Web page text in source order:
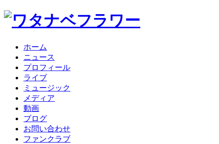
ホーム
ニュース
プロフィール
ライブ
ミュージック
メディア
動画
ブログ
お問い合わせ
ファンクラブ